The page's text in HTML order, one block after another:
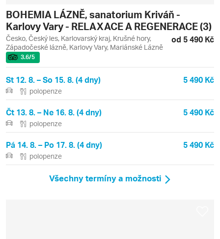
BOHEMIA LÁZNĚ, sanatorium Kriváň -
Karlovy Vary - RELAXACE A REGENERACE (3)
Česko, Český les, Karlovarský kraj, Krušné hory,
Západočeské lázně, Karlovy Vary, Mariánské Lázně
od 5 490 Kč
3.6/5
St 12. 8. – So 15. 8. (4 dny) 5 490 Kč
polopenze
Čt 13. 8. – Ne 16. 8. (4 dny) 5 490 Kč
polopenze
Pá 14. 8. – Po 17. 8. (4 dny) 5 490 Kč
polopenze
Všechny termíny a možnosti